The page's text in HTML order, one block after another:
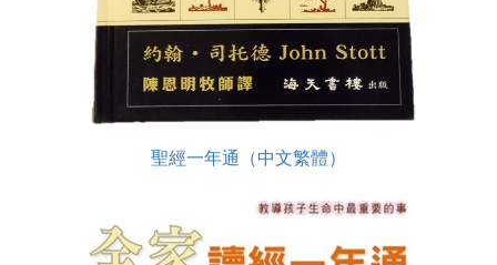
聖經一年通（中文繁體）